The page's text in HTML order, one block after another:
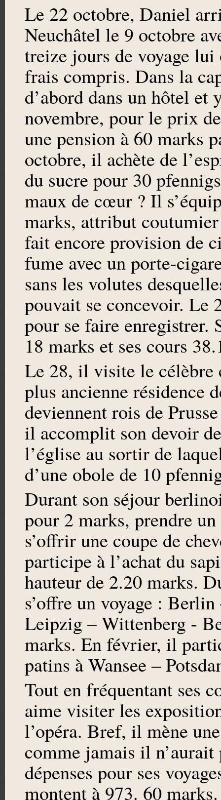
Le 22 octobre, Daniel
Neuchâtel le 9 octobre
treize jours de voyage
frais compris. Dans la
d’abord dans un hôtel et
novembre, pour le prix
une pension à 60 marks
octobre, il achète de
du sucre pour 30
maux de cœur ? Il
marks, attribut
fait encore provision de
fume avec un porte-
sans les volutes
pouvait se concevoir. Le
pour se faire
18 marks et ses cours
Le 28, il visite le célèbre
plus ancienne résidence
deviennent rois de
il accomplit son devoir
l’église au sortir de
d’une obole de 10
Durant son séjour
pour 2 marks, prendre
s’offrir une coupe de
participe à l’achat du
hauteur de 2.20 marks.
s’offre un voyage :
Leipzig – Wittenberg -
marks. En février, il
patins à Wansee –
Tout en fréquentant ses
aime visiter les
l’opéra. Bref, il mène
comme jamais il
dépenses pour ses
montent à 973. 60